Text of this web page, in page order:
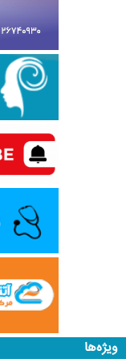
ویژه‌ها